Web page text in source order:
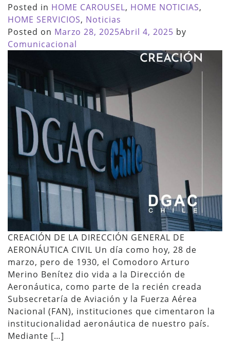
Posted in HOME CAROUSEL, HOME NOTICIAS,
HOME SERVICIOS, Noticias
Posted on Marzo 28, 2025Abril 4, 2025 by
Comunicacional
CREACIÓN DE LA DIRECCIÓN GENERAL DE
AERONÁUTICA CIVIL Un día como hoy, 28 de
marzo, pero de 1930, el Comodoro Arturo
Merino Benítez dio vida a la Dirección de
Aeronáutica, como parte de la recién creada
Subsecretaría de Aviación y la Fuerza Aérea
Nacional (FAN), instituciones que cimentaron la
institucionalidad aeronáutica de nuestro país.
Mediante […]